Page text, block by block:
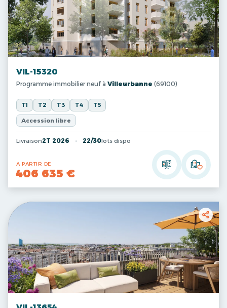
VIL-15320
Programme immobilier neuf à Villeurbanne (69100)
T1 T2 T3 T4 T5
Accession libre
Livraison2T 2026 22/30lots dispo
A PARTIR DE
406 635 €